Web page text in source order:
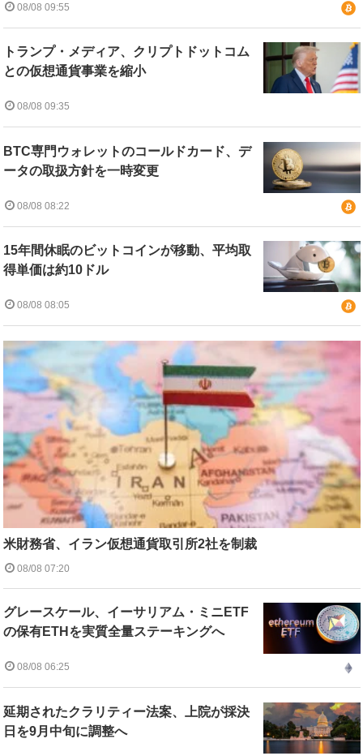
08/08 09:55
トランプ・メディア、クリプトドットコム
との仮想通貨事業を縮小
08/08 09:35
BTC専門ウォレットのコールドカード、デ
ータの取扱方針を一時変更
08/08 08:22
15年間休眠のビットコインが移動、平均取
得単価は約10ドル
08/08 08:05
米財務省、イラン仮想通貨取引所2社を制裁
08/08 07:20
グレースケール、イーサリアム・ミニETF
の保有ETHを実質全量ステーキングへ
08/08 06:25
延期されたクラリティー法案、上院が採決
日を9月中旬に調整へ